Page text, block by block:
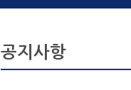
공지사항